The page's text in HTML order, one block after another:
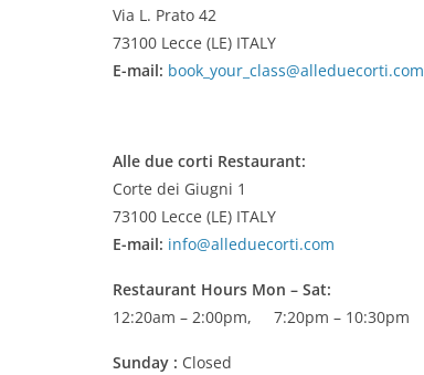
Via L. Prato 42
73100 Lecce (LE) ITALY
E-mail: book_your_class@alleduecorti.com
Alle due corti Restaurant:
Corte dei Giugni 1
73100 Lecce (LE) ITALY
E-mail: info@alleduecorti.com
Restaurant Hours Mon – Sat:
12:20am – 2:00pm, 7:20pm – 10:30pm
Sunday : Closed